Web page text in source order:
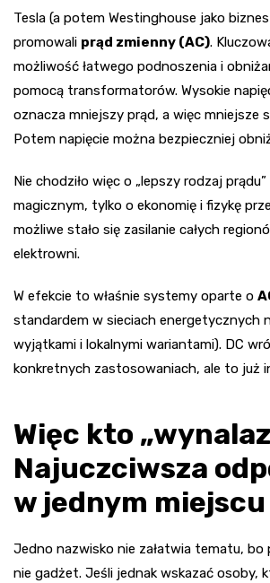
Tesla (a potem Westinghouse jako
promowali prąd zmienny (AC).
możliwość łatwego podnoszenia i
pomocą transformatorów. Wysokie
oznacza mniejszy prąd, a więc mniejsze
Potem napięcie można bezpieczniej
Nie chodziło więc o „lepszy rodzaj
magicznym, tylko o ekonomię i fizykę
możliwe stało się zasilanie całych
elektrowni.
W efekcie to właśnie systemy oparte o
standardem w sieciach energetycznych
wyjątkami i lokalnymi wariantami). DC
konkretnych zastosowaniach, ale to już
Więc kto
Najuczciwsza
w jednym miejscu
Jedno nazwisko nie załatwia tematu, bo
nie gadżet. Jeśli jednak wskazać osoby,